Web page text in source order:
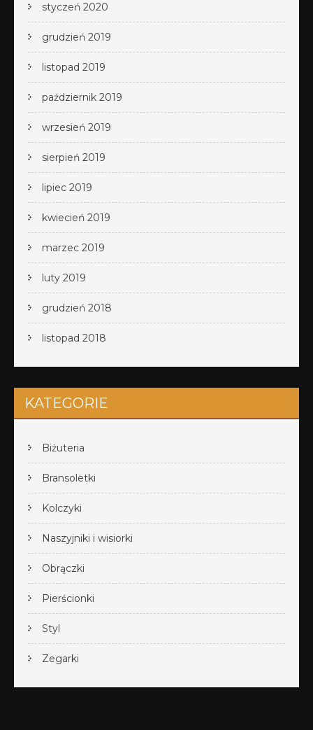
styczeń 2020
grudzień 2019
listopad 2019
październik 2019
wrzesień 2019
sierpień 2019
lipiec 2019
kwiecień 2019
marzec 2019
luty 2019
grudzień 2018
listopad 2018
KATEGORIE
Biżuteria
Bransoletki
Kolczyki
Naszyjniki i wisiorki
Obrączki
Pierścionki
Styl
Zegarki